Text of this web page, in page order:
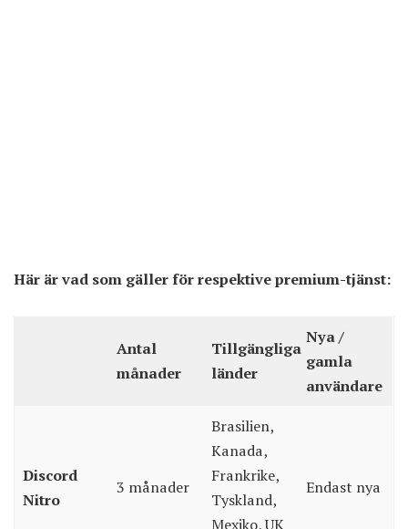
Här är vad som gäller för respektive premium-tjänst:
Antal
månader
Tillgängliga
länder
Nya /
gamla
användare
Discord
Nitro
3 månader
Brasilien,
Kanada,
Frankrike,
Tyskland,
Mexiko, UK
Endast nya